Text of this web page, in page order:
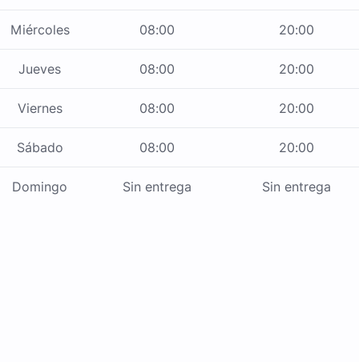
Miércoles 08:00 20:00
Jueves 08:00 20:00
Viernes 08:00 20:00
Sábado 08:00 20:00
Domingo Sin entrega Sin entrega